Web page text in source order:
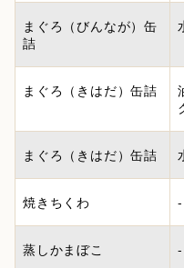
まぐろ（びんなが）缶
詰
まぐろ（きはだ）缶詰
まぐろ（きはだ）缶詰
焼きちくわ -
蒸しかまぼこ -